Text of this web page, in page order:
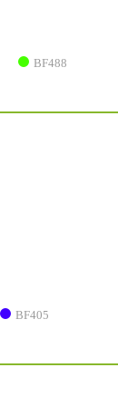
BF488
BF405